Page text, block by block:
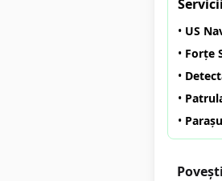
• US
• Forțe
•
•
•